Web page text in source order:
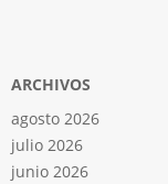
ARCHIVOS
agosto 2026
julio 2026
junio 2026